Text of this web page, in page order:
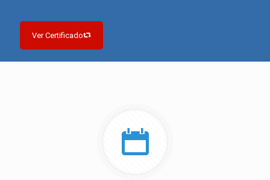
Ver Certificado